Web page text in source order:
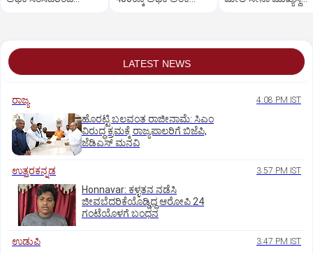
LATEST NEWS
ರಾಜ್ಯ 4:08 PM IST
ಹೊರಟ್ಟಿ ಬಲವಂತ ರಾಜೀನಾಮೆ: ಸಿಎಂ
ವಿರುದ್ಧ ಕ್ರಮಕ್ಕೆ ರಾಜ್ಯಪಾಲರಿಗೆ ಬಿಜೆಪಿ,
ಜೆಡಿಎಸ್ ಮನವಿ
ಉತ್ತರಕನ್ನಡ 3:57 PM IST
Honnavar: ಕಳ್ಳತನ ನಡೆಸಿ
ಜೀವಬೆದರಿಕೆಯೊಡ್ಡಿದ್ದ ಆರೋಪಿ 24
ಗಂಟೆಯೊಳಗೆ ಬಂಧನ
ಉಡುಪಿ 3:47 PM IST